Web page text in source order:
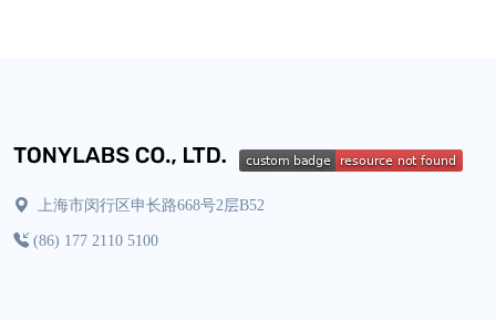
上海市闵行区申长路668号2层B52
(86) 177 2110 5100